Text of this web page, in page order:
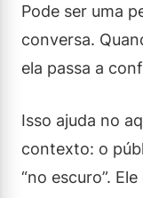
Pode ser uma
conversa.
ela passa a
Isso ajuda no
contexto: o
“no escuro”.